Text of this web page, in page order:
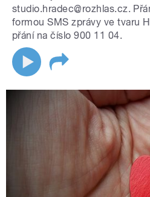
studio.hradec@rozhlas.cz.
formou SMS zprávy ve tvaru
přání na číslo 900 11 04.